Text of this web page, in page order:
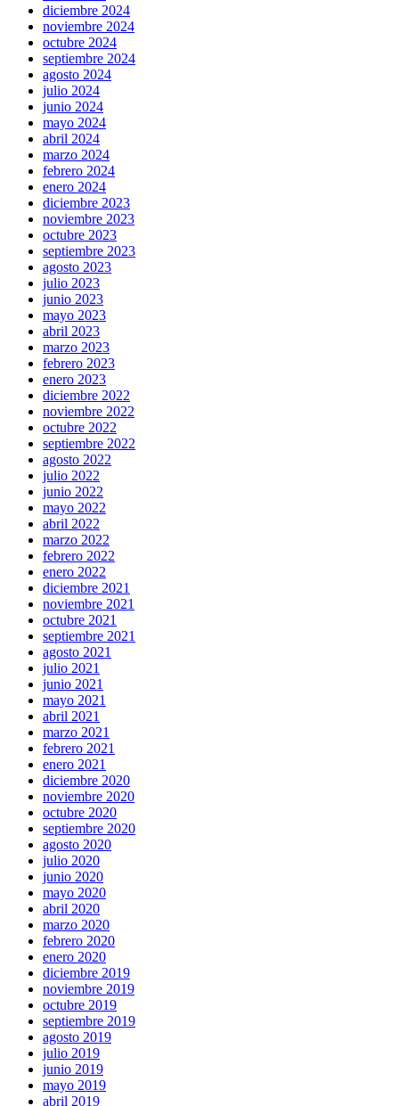
diciembre 2024
noviembre 2024
octubre 2024
septiembre 2024
agosto 2024
julio 2024
junio 2024
mayo 2024
abril 2024
marzo 2024
febrero 2024
enero 2024
diciembre 2023
noviembre 2023
octubre 2023
septiembre 2023
agosto 2023
julio 2023
junio 2023
mayo 2023
abril 2023
marzo 2023
febrero 2023
enero 2023
diciembre 2022
noviembre 2022
octubre 2022
septiembre 2022
agosto 2022
julio 2022
junio 2022
mayo 2022
abril 2022
marzo 2022
febrero 2022
enero 2022
diciembre 2021
noviembre 2021
octubre 2021
septiembre 2021
agosto 2021
julio 2021
junio 2021
mayo 2021
abril 2021
marzo 2021
febrero 2021
enero 2021
diciembre 2020
noviembre 2020
octubre 2020
septiembre 2020
agosto 2020
julio 2020
junio 2020
mayo 2020
abril 2020
marzo 2020
febrero 2020
enero 2020
diciembre 2019
noviembre 2019
octubre 2019
septiembre 2019
agosto 2019
julio 2019
junio 2019
mayo 2019
abril 2019